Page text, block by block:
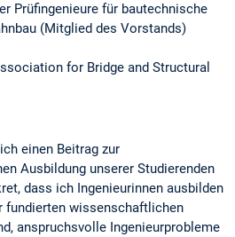
Prüfingenieure für bautechnische
(Mitglied des Vorstands)
for Bridge and Structural
einen Beitrag zur
Ausbildung unserer Studierenden
dass ich Ingenieurinnen ausbilden
fundierten wissenschaftlichen
anspruchsvolle Ingenieurprobleme